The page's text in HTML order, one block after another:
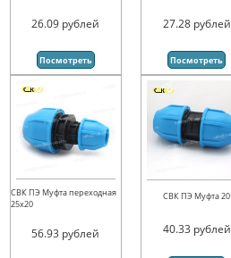
26.09 рублей
Посмотреть
27.28 рублей
Посмотреть
СВК ПЭ Муфта переходная
25х20
56.93 рублей
СВК ПЭ Муфта 20
40.33 рублей